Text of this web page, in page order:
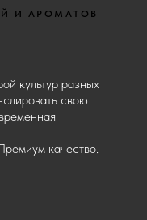
И АРОМАТОВ
культур разных
свою
качество.